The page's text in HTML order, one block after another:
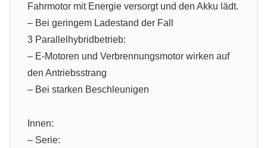
Fahrmotor mit Energie versorgt und den Akku lädt.
– Bei geringem Ladestand der Fall
3 Parallelhybridbetrieb:
– E-Motoren und Verbrennungsmotor wirken auf
den Antriebsstrang
– Bei starken Beschleunigen
Innen:
– Serie: